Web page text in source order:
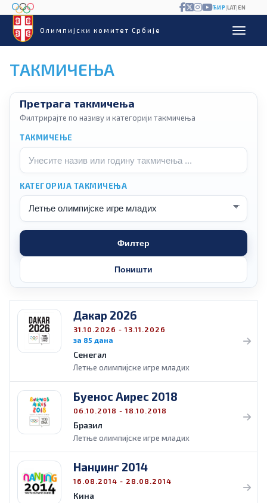
Олимпијски комитет Србије
ЋИР|LAT|EN
ТАКМИЧЕЊА
Претрага такмичења
Филтрирајте по називу и категорији такмичења
ТАКМИЧЕЊЕ
КАТЕГОРИЈА ТАКМИЧЕЊА
Филтер
Поништи
Дакар 2026
31.10.2026 - 13.11.2026
за 85 дана
Сенегал
Летње олимпијске игре младих
Буенос Аирес 2018
06.10.2018 - 18.10.2018
Бразил
Летње олимпијске игре младих
Нанџинг 2014
16.08.2014 - 28.08.2014
Кина